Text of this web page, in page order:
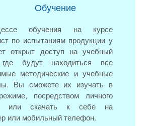
Обучение
обучения на курсе
по испытаниям продукции у
открыт доступ на учебный
где будут находиться все
методические и учебные
Вы сможете их изучать в
посредством личного
или скачать к себе на
или мобильный телефон.